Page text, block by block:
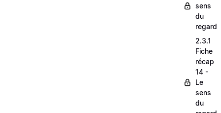
sens
du
regard
2.3.1
Fiche
récap
14 -
Le
sens
du